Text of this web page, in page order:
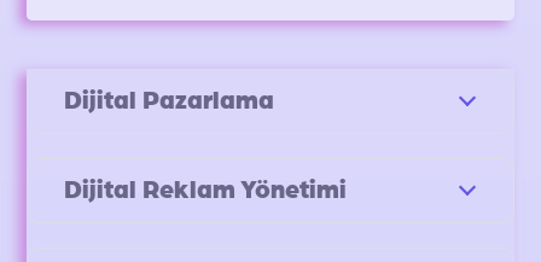
Dijital Pazarlama
Dijital Reklam Yönetimi